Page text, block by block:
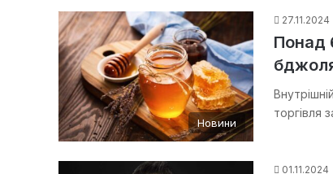
Новини
27.11.2024
Понад
торгівля
01.11.2024